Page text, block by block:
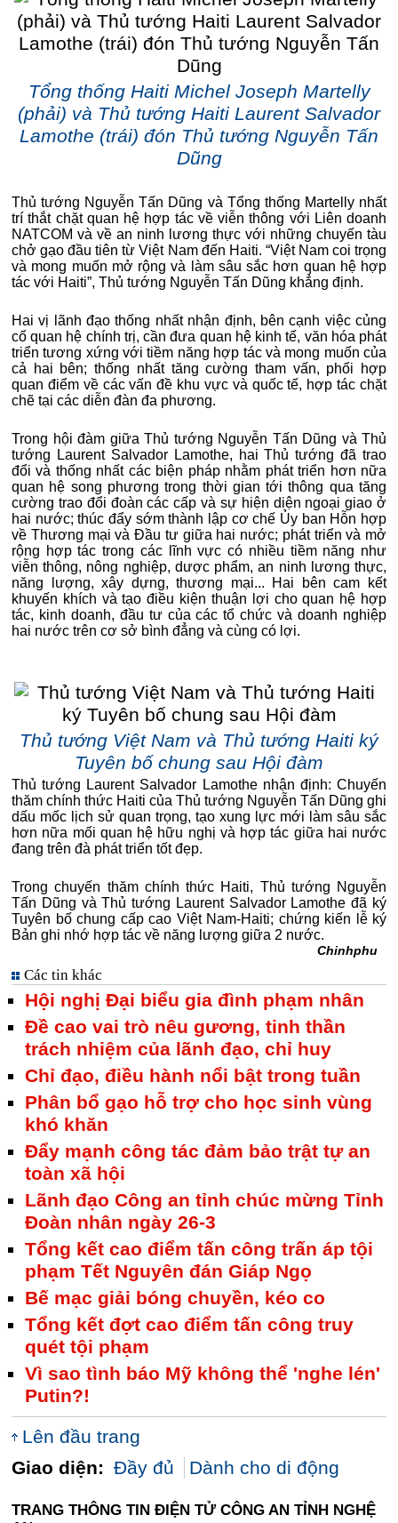
Tổng thống Haiti Michel Joseph Martelly
(phải) và Thủ tướng Haiti Laurent Salvador
Lamothe (trái) đón Thủ tướng Nguyễn Tấn
Dũng
Thủ tướng Nguyễn Tấn Dũng và Tổng thống Martelly nhất
trí thắt chặt quan hệ hợp tác về viễn thông với Liên doanh
NATCOM và về an ninh lương thực với những chuyến tàu
chở gạo đầu tiên từ Việt Nam đến Haiti. “Việt Nam coi trọng
và mong muốn mở rộng và làm sâu sắc hơn quan hệ hợp
tác với Haiti”, Thủ tướng Nguyễn Tấn Dũng khẳng định.
Hai vị lãnh đạo thống nhất nhận định, bên cạnh việc củng
cố quan hệ chính trị, cần đưa quan hệ kinh tế, văn hóa phát
triển tương xứng với tiềm năng hợp tác và mong muốn của
cả hai bên; thống nhất tăng cường tham vấn, phối hợp
quan điểm về các vấn đề khu vực và quốc tế, hợp tác chặt
chẽ tại các diễn đàn đa phương.
Trong hội đàm giữa Thủ tướng Nguyễn Tấn Dũng và Thủ
tướng Laurent Salvador Lamothe, hai Thủ tướng đã trao
đổi và thống nhất các biện pháp nhằm phát triển hơn nữa
quan hệ song phương trong thời gian tới thông qua tăng
cường trao đổi đoàn các cấp và sự hiện diện ngoại giao ở
hai nước; thúc đẩy sớm thành lập cơ chế Ủy ban Hỗn hợp
về Thương mại và Đầu tư giữa hai nước; phát triển và mở
rộng hợp tác trong các lĩnh vực có nhiều tiềm năng như
viễn thông, nông nghiệp, dược phẩm, an ninh lương thực,
năng lượng, xây dựng, thương mại... Hai bên cam kết
khuyến khích và tạo điều kiện thuận lợi cho quan hệ hợp
tác, kinh doanh, đầu tư của các tổ chức và doanh nghiệp
hai nước trên cơ sở bình đẳng và cùng có lợi.
Thủ tướng Việt Nam và Thủ tướng Haiti ký
Tuyên bố chung sau Hội đàm
Thủ tướng Laurent Salvador Lamothe nhận định: Chuyến
thăm chính thức Haiti của Thủ tướng Nguyễn Tấn Dũng ghi
dấu mốc lịch sử quan trọng, tạo xung lực mới làm sâu sắc
hơn nữa mối quan hệ hữu nghị và hợp tác giữa hai nước
đang trên đà phát triển tốt đẹp.
Trong chuyến thăm chính thức Haiti, Thủ tướng Nguyễn
Tấn Dũng và Thủ tướng Laurent Salvador Lamothe đã ký
Tuyên bố chung cấp cao Việt Nam-Haiti; chứng kiến lễ ký
Bản ghi nhớ hợp tác về năng lượng giữa 2 nước.
Chinhphu
Các tin khác
Hội nghị Đại biểu gia đình phạm nhân
Đề cao vai trò nêu gương, tinh thần
trách nhiệm của lãnh đạo, chỉ huy
Chỉ đạo, điều hành nổi bật trong tuần
Phân bổ gạo hỗ trợ cho học sinh vùng
khó khăn
Đẩy mạnh công tác đảm bảo trật tự an
toàn xã hội
Lãnh đạo Công an tỉnh chúc mừng Tỉnh
Đoàn nhân ngày 26-3
Tổng kết cao điểm tấn công trấn áp tội
phạm Tết Nguyên đán Giáp Ngọ
Bế mạc giải bóng chuyền, kéo co
Tổng kết đợt cao điểm tấn công truy
quét tội phạm
Vì sao tình báo Mỹ không thể 'nghe lén'
Putin?!
Lên đầu trang
Giao diện: Đầy đủ Dành cho di động
TRANG THÔNG TIN ĐIỆN TỬ CÔNG AN TỈNH NGHỆ